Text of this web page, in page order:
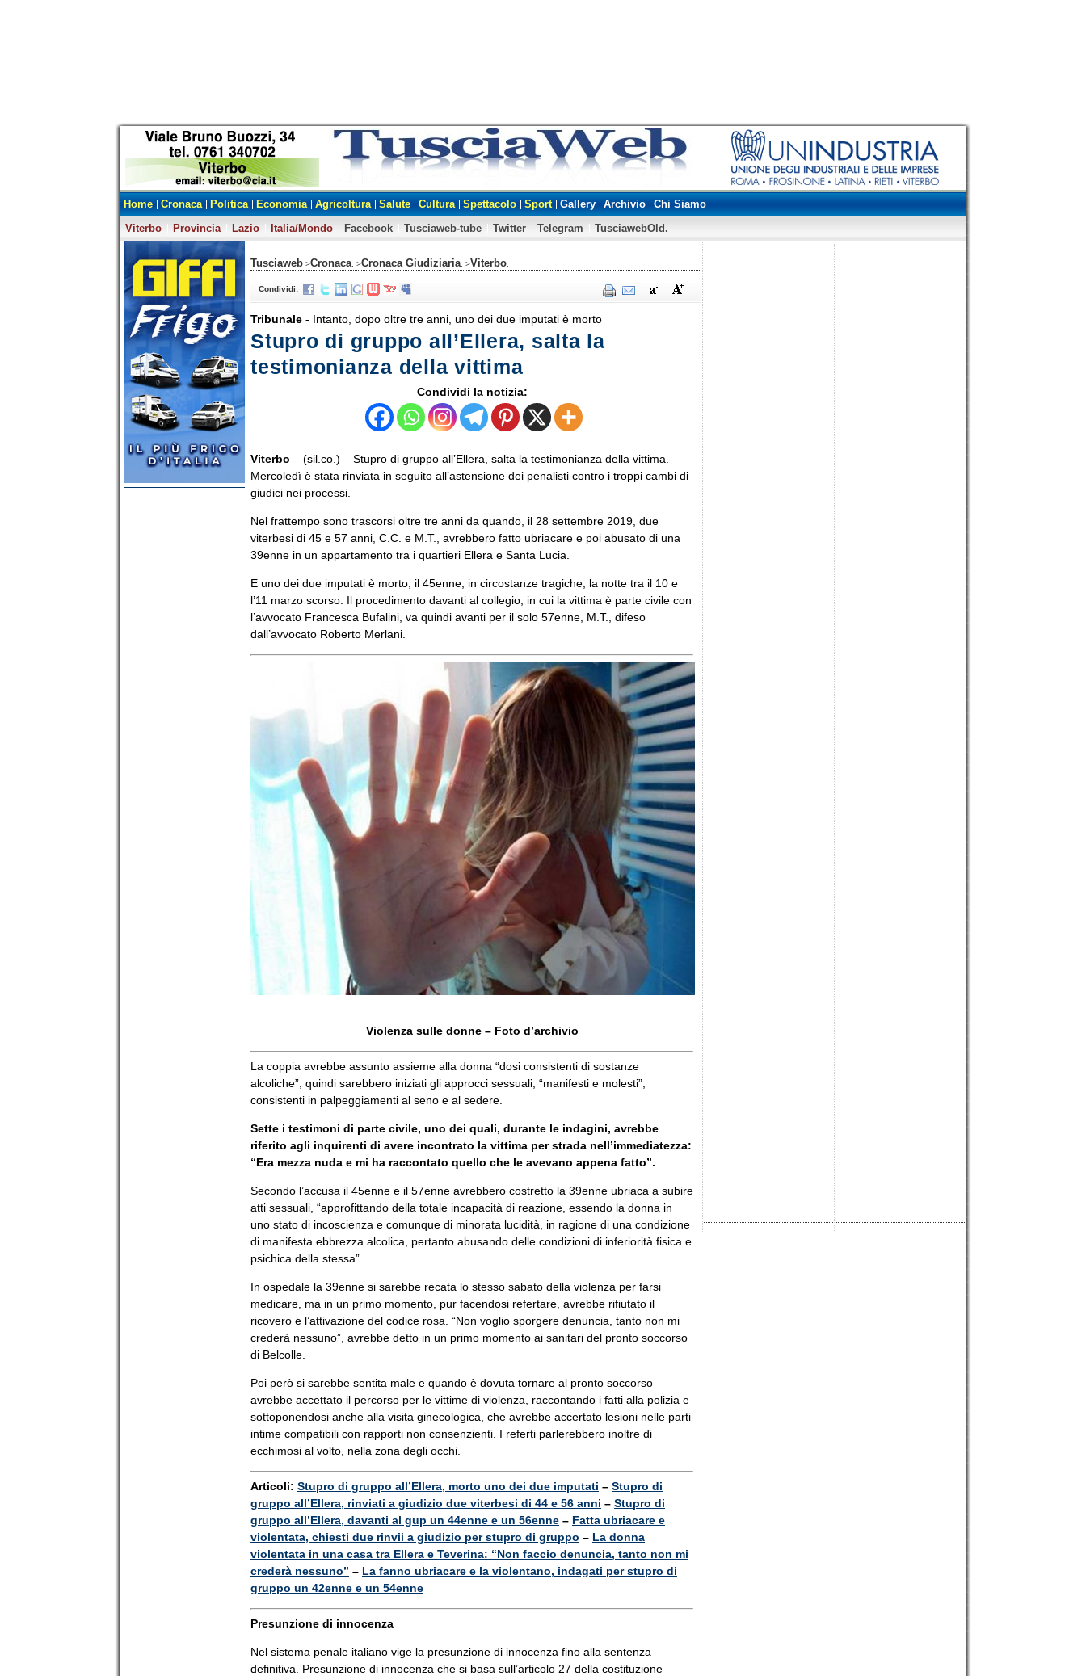
Home Cronaca Politica Economia Agricoltura Salute Cultura Spettacolo Sport Gallery Archivio
Chi Siamo
Viterbo
Provincia Lazio Italia/Mondo Facebook Tusciaweb-tube Twitter Telegram TusciawebOld.
Tusciaweb >Cronaca , >Cronaca Giudiziaria , >Viterbo
Condividi:
Tribunale - Intanto, dopo oltre tre anni, uno dei due imputati è morto
Stupro di gruppo all’Ellera, salta la
testimonianza della vittima
Condividi la notizia:
Viterbo – (sil.co.) – Stupro di gruppo all’Ellera, salta la testimonianza della vittima.
Mercoledì è stata rinviata in seguito all’astensione dei penalisti contro i troppi cambi di
giudici nei processi.
Nel frattempo sono trascorsi oltre tre anni da quando, il 28 settembre 2019, due
viterbesi di 45 e 57 anni, C.C. e M.T., avrebbero fatto ubriacare e poi abusato di una
39enne in un appartamento tra i quartieri Ellera e Santa Lucia.
E uno dei due imputati è morto, il 45enne, in circostanze tragiche, la notte tra il 10 e
l’11 marzo scorso. Il procedimento davanti al collegio, in cui la vittima è parte civile con
l’avvocato Francesca Bufalini, va quindi avanti per il solo 57enne, M.T., difeso
dall’avvocato Roberto Merlani.
Violenza sulle donne – Foto d’archivio
La coppia avrebbe assunto assieme alla donna “dosi consistenti di sostanze
alcoliche”, quindi sarebbero iniziati gli approcci sessuali, “manifesti e molesti”,
consistenti in palpeggiamenti al seno e al sedere.
Sette i testimoni di parte civile, uno dei quali, durante le indagini, avrebbe
riferito agli inquirenti di avere incontrato la vittima per strada nell’immediatezza:
“Era mezza nuda e mi ha raccontato quello che le avevano appena fatto”.
Secondo l’accusa il 45enne e il 57enne avrebbero costretto la 39enne ubriaca a subire
atti sessuali, “approfittando della totale incapacità di reazione, essendo la donna in
uno stato di incoscienza e comunque di minorata lucidità, in ragione di una condizione
di manifesta ebbrezza alcolica, pertanto abusando delle condizioni di inferiorità fisica e
psichica della stessa”.
In ospedale la 39enne si sarebbe recata lo stesso sabato della violenza per farsi
medicare, ma in un primo momento, pur facendosi refertare, avrebbe rifiutato il
ricovero e l’attivazione del codice rosa. “Non voglio sporgere denuncia, tanto non mi
crederà nessuno”, avrebbe detto in un primo momento ai sanitari del pronto soccorso
di Belcolle.
Poi però si sarebbe sentita male e quando è dovuta tornare al pronto soccorso
avrebbe accettato il percorso per le vittime di violenza, raccontando i fatti alla polizia e
sottoponendosi anche alla visita ginecologica, che avrebbe accertato lesioni nelle parti
intime compatibili con rapporti non consenzienti. I referti parlerebbero inoltre di
ecchimosi al volto, nella zona degli occhi.
Articoli: Stupro di gruppo all’Ellera, morto uno dei due imputati – Stupro di
gruppo all’Ellera, rinviati a giudizio due viterbesi di 44 e 56 anni – Stupro di
gruppo all’Ellera, davanti al gup un 44enne e un 56enne – Fatta ubriacare e
violentata, chiesti due rinvii a giudizio per stupro di gruppo – La donna
violentata in una casa tra Ellera e Teverina: “Non faccio denuncia, tanto non mi
crederà nessuno” – La fanno ubriacare e la violentano, indagati per stupro di
gruppo un 42enne e un 54enne
Presunzione di innocenza
Nel sistema penale italiano vige la presunzione di innocenza fino alla sentenza
definitiva. Presunzione di innocenza che si basa sull’articolo 27 della costituzione